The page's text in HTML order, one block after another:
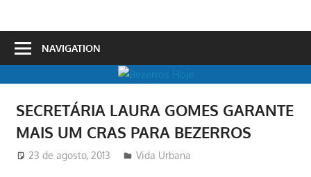
content
Bezerros
Hoje
NAVIGATION
SECRETÁRIA LAURA GOMES GARANTE
MAIS UM CRAS PARA BEZERROS
23 de agosto, 2013 Redator
Vida Urbana